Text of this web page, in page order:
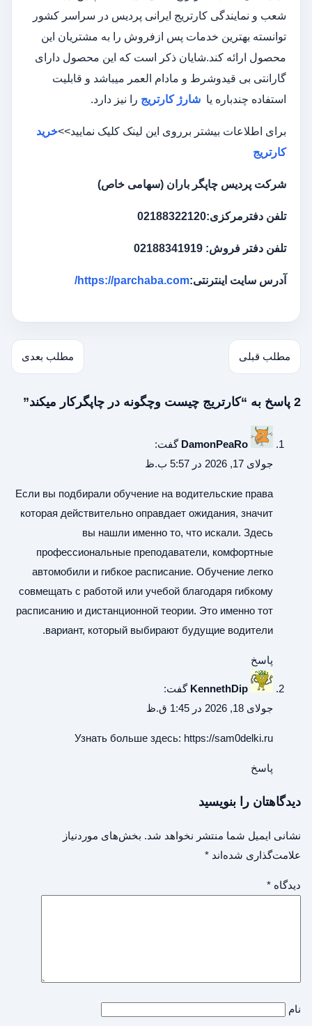
شعب و نمایندگی کارتریج ایرانی پردیس در سراسر کشور
توانسته بهترین خدمات پس ازفروش را به مشتریان این
محصول ارائه کند.شایان ذکر است که این محصول دارای
گارانتی بی قیدوشرط و مادام العمر میباشد و قابلیت
استفاده چندباره یا شارژ کارتریج را نیز دارد.
برای اطلاعات بیشتر برروی این لینک کلیک نمایید>>خرید
کارتریج
شرکت پردیس چاپگر باران (سهامی خاص)
تلفن دفترمرکزی:02188322120
تلفن دفتر فروش: 02188341919
آدرس سایت اینترنتی:https://parchaba.com
/
مطلب قبلی مطلب بعدی
2 پاسخ به “کارتریج چیست وچگونه در چاپگرکار میکند”
DamonPeaRo گفت:
جولای 17, 2026 در 5:57 ب.ظ
Если вы подбирали обучение на водительские права
которая действительно оправдает ожидания, значит
вы нашли именно то, что искали. Здесь
профессиональные преподаватели, комфортные
автомобили и гибкое расписание. Обучение легко
совмещать с работой или учебой благодаря гибкому
расписанию и дистанционной теории. Это именно тот
вариант, который выбирают будущие водители.
پاسخ
KennethDip گفت:
جولای 18, 2026 در 1:45 ق.ظ
Узнать больше здесь: https://sam0delki.ru
پاسخ
دیدگاهتان را بنویسید
نشانی ایمیل شما منتشر نخواهد شد. بخش‌های موردنیاز
علامت‌گذاری شده‌اند *
دیدگاه *
نام